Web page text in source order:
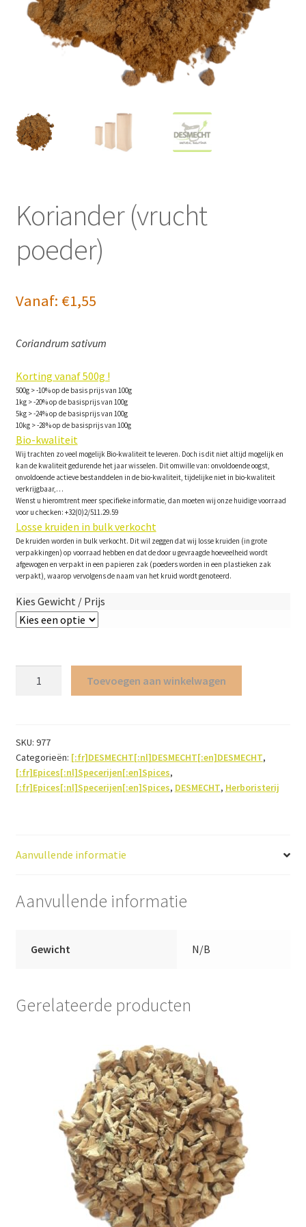
Koriander (vrucht
poeder)
Vanaf: €1,55
Coriandrum sativum
Korting vanaf 500g !
500g > -10% op de basis prijs van 100g
1kg > -20% op de basisprijs van 100g
5kg > -24% op de basisprijs van 100g
10kg > -28% op de basisprijs van 100g
Bio-kwaliteit
Wij trachten zo veel mogelijk Bio-kwaliteit te leveren. Doch is dit niet altijd mogelijk en
kan de kwaliteit gedurende het jaar wisselen. Dit omwille van: onvoldoende oogst,
onvoldoende actieve bestanddelen in de bio-kwaliteit, tijdelijke niet in bio-kwaliteit
verkrijgbaar,…
Wenst u hieromtrent meer specifieke informatie, dan moeten wij onze huidige voorraad
voor u checken: +32(0)2/511.29.59
Losse kruiden in bulk verkocht
De kruiden worden in bulk verkocht. Dit wil zeggen dat wij losse kruiden (in grote
verpakkingen) op voorraad hebben en dat de door u gevraagde hoeveelheid wordt
afgewogen en verpakt in een papieren zak (poeders worden in een plastieken zak
verpakt), waarop vervolgens de naam van het kruid wordt genoteerd.
Kies Gewicht / Prijs
Toevoegen aan winkelwagen
SKU: 977
Categorieën: [:fr]DESMECHT[:nl]DESMECHT[:en]DESMECHT,
[:fr]Epices[:nl]Specerijen[:en]Spices,
[:fr]Epices[:nl]Specerijen[:en]Spices, DESMECHT, Herboristerij
Aanvullende informatie
Aanvullende informatie
Gewicht N/B
Gerelateerde producten